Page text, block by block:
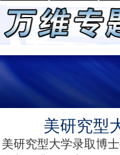
美研究型
美研究型大学录取博